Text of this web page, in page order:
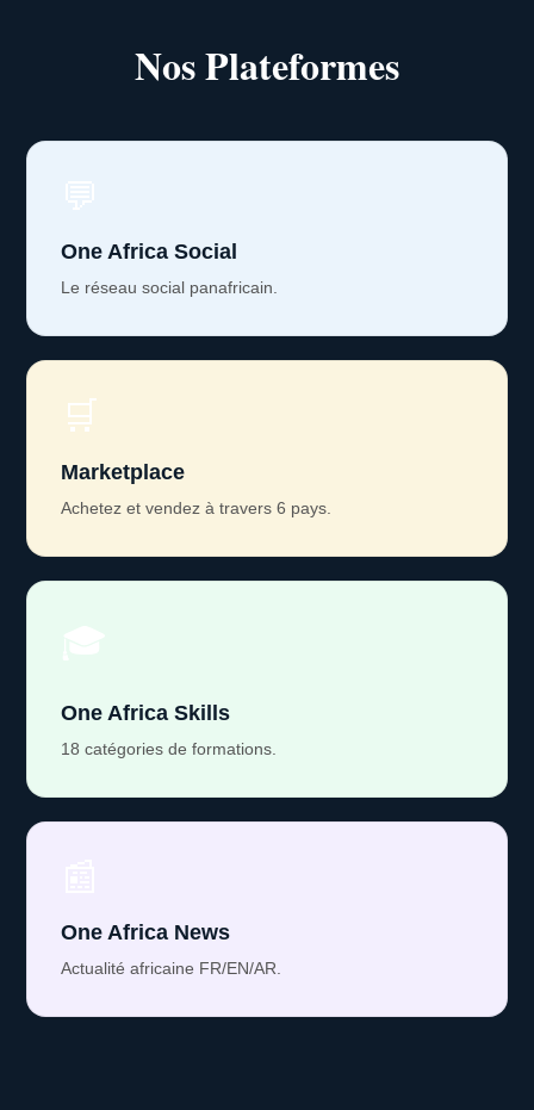
Nos Plateformes
One Africa Social
Le réseau social panafricain.
🛒
Marketplace
Achetez et vendez à travers 6 pays.
One Africa Skills
18 catégories de formations.
One Africa News
Actualité africaine FR/EN/AR.